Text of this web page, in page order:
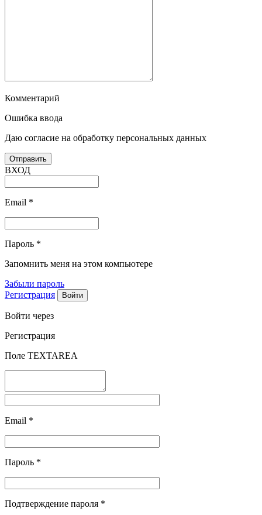
Комментарий
Ошибка ввода
Даю согласие на обработку персональных данных
ВХОД
Email *
Пароль *
Запомнить меня на этом компьютере
Забыли пароль
Регистрация
Войти через
Регистрация
Поле TEXTAREA
Email *
Пароль *
Подтверждение пароля *